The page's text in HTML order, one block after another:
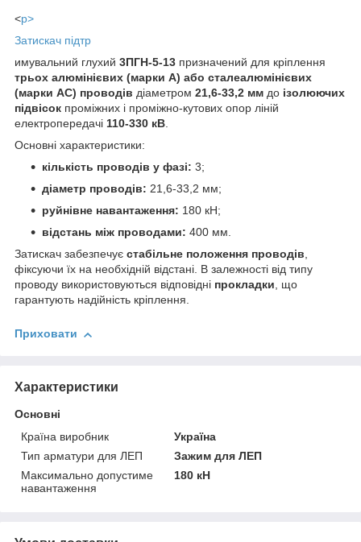
<p>
Затискач підтр
имувальний глухий 3ПГН-5-13 призначений для кріплення
трьох алюмінієвих (марки А) або сталеалюмінієвих
(марки АС) проводів діаметром 21,6-33,2 мм до ізолюючих
підвісок проміжних і проміжно-кутових опор ліній
електропередачі 110-330 кВ.
Основні характеристики:
кількість проводів у фазі: 3;
діаметр проводів: 21,6-33,2 мм;
руйнівне навантаження: 180 кН;
відстань між проводами: 400 мм.
Затискач забезпечує стабільне положення проводів,
фіксуючи їх на необхідній відстані. В залежності від типу
проводу використовуються відповідні прокладки, що
гарантують надійність кріплення.
Приховати
Характеристики
Основні
Країна виробник
Україна
Тип арматури для ЛЕП
Зажим для ЛЕП
Максимально допустиме
навантаження
180 кН